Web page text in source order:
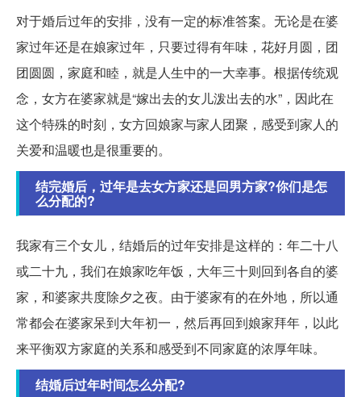
对于婚后过年的安排，没有一定的标准答案。无论是在婆
家过年还是在娘家过年，只要过得有年味，花好月圆，团
团圆圆，家庭和睦，就是人生中的一大幸事。根据传统观
念，女方在婆家就是“嫁出去的女儿泼出去的水”，因此在
这个特殊的时刻，女方回娘家与家人团聚，感受到家人的
关爱和温暖也是很重要的。
结完婚后，过年是去女方家还是回男方家?你们是怎
么分配的?
我家有三个女儿，结婚后的过年安排是这样的：年二十八
或二十九，我们在娘家吃年饭，大年三十则回到各自的婆
家，和婆家共度除夕之夜。由于婆家有的在外地，所以通
常都会在婆家呆到大年初一，然后再回到娘家拜年，以此
来平衡双方家庭的关系和感受到不同家庭的浓厚年味。
结婚后过年时间怎么分配?